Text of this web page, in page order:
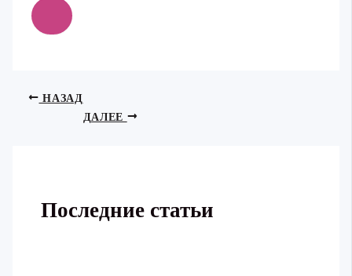
НАЗАД
ДАЛЕЕ
Последние статьи